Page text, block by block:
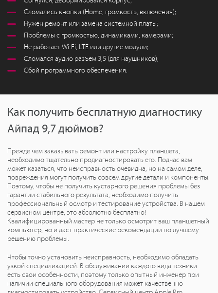
Сломались кнопки (Home, громкость, включения);
Нужен ремонт или замена системной платы;
Проблемы с громкостью, динамиками, камерами;
Не работает Wi-Fi, LTE или другие модули;
Сломался аудио разъем 3,5 (для наушников);
Сбой программного обеспечения.
Как получить бесплатную диагностику
Айпад 9,7 дюймов?
Прежде чем заказывать ремонт или настройку планшета,
необходимо тщательно продиагностировать его. Подчас вам
может казаться, что неисправность очевидна, но на самом деле,
повреждения могут получить совсем другие детали и компоненты.
Поэтому, чтобы не получить кустарного решения проблемы без
гарантии стабильного результата, необходимо получить
профессиональный осмотр и тестирование устройства. В нашем
сервисном центре, это абсолютно бесплатно!
Квалифицированный мастер не только осмотрит ваш планшетный
компьютер, но и даст практические рекомендации по лучшему
решению проблемы.
Чтобы точно установить неисправность, необходимо обладать
узкой специализацией. В обслуживании каждого вида техники
есть свои особенности, поэтому только опытный инженер при
наличии специального оборудования может качественно